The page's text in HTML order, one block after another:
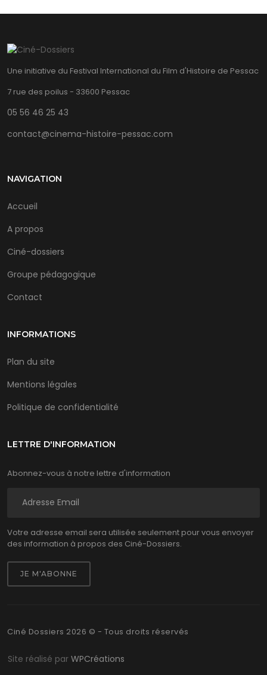
Une initiative du Festival International du Film d'Histoire de Pessac
7 rue des poilus - 33600 Pessac
05 56 46 25 43
contact@cinema-histoire-pessac.com
NAVIGATION
Accueil
A propos
Ciné-dossiers
Groupe pédagogique
Contact
INFORMATIONS
Plan du site
Mentions légales
Politique de confidentialité
LETTRE D'INFORMATION
Abonnez-vous à notre lettre d'information
Votre adresse email sera utilisée seulement pour vous envoyer
des information à propos des Ciné-Dossiers.
Ciné Dossiers 2026 © - Tous droits réservés
Site réalisé par WPCréations